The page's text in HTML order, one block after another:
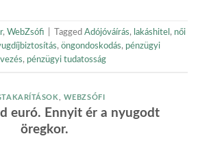
, WebZsófi Tagged Adójóváírás, lakáshitel , női
, öngondoskodás, pénzügyi
, pénzügyi tudatosság
WEBZSÓFI
euró. Ennyit ér a nyugodt
öregkor.